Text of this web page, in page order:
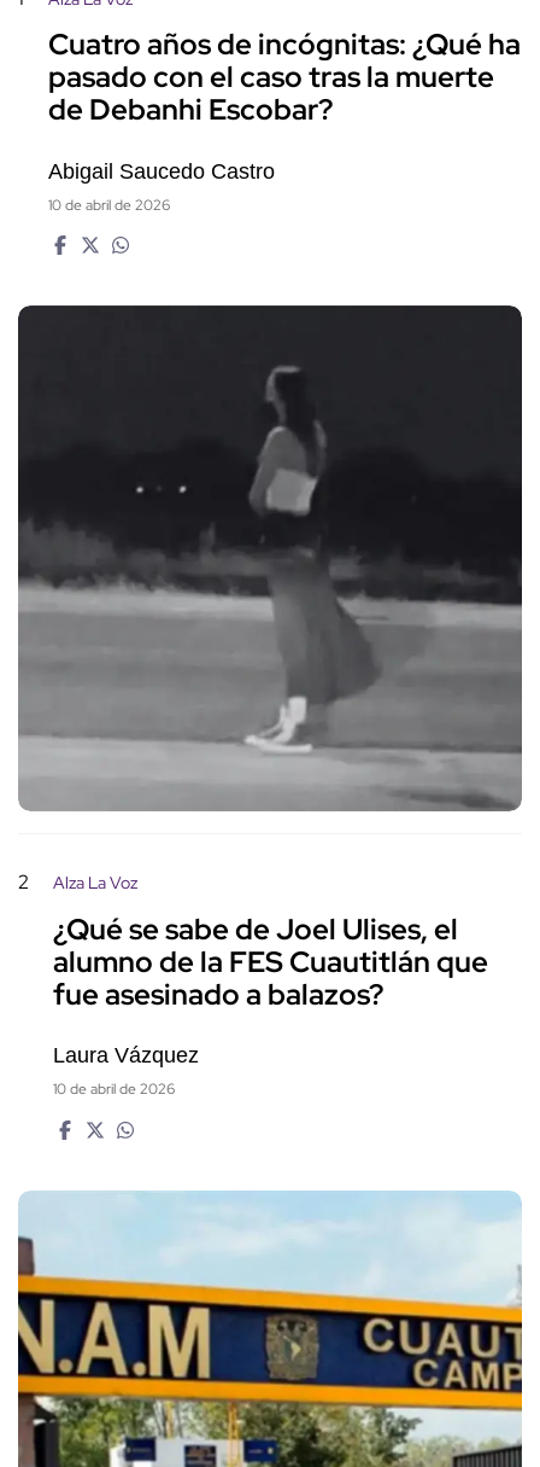
Cuatro años de incógnitas: ¿Qué ha
pasado con el caso tras la muerte
de Debanhi Escobar?
Abigail Saucedo Castro
10 de abril de 2026
2 Alza La Voz
¿Qué se sabe de Joel Ulises, el
alumno de la FES Cuautitlán que
fue asesinado a balazos?
Laura Vázquez
10 de abril de 2026